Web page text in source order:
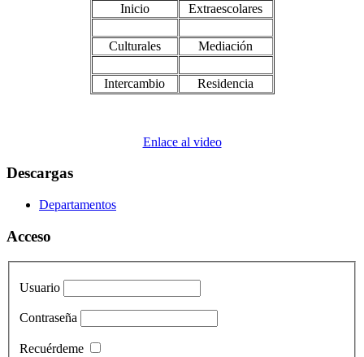
Inicio Extraescolares
Culturales Mediación
Intercambio Residencia
Enlace al video
Descargas
Departamentos
Acceso
Usuario
Contraseña
Recuérdeme